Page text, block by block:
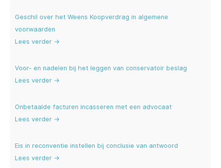
Geschil over het Weens Koopverdrag in algemene
voorwaarden
Lees verder →
Voor- en nadelen bij het leggen van conservatoir beslag
Lees verder →
Onbetaalde facturen incasseren met een advocaat
Lees verder →
Eis in reconventie instellen bij conclusie van antwoord
Lees verder →